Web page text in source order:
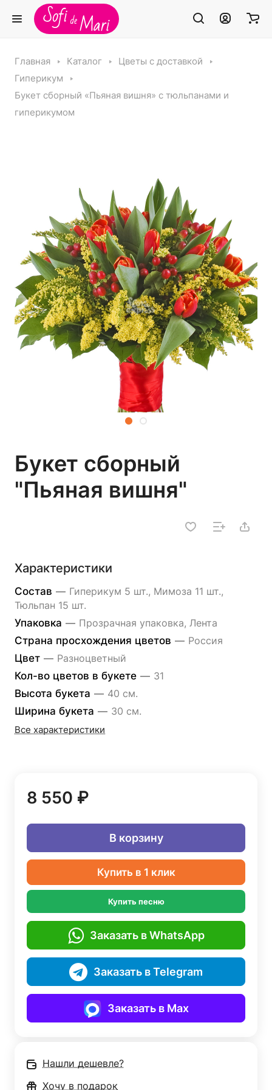
Главная Каталог
Цветы с доставкой
Гиперикум
Букет сборный «Пьяная вишня» с тюльпанами и
гиперикумом
Букет сборный
"Пьяная вишня"
Характеристики
Состав — Гиперикум 5 шт., Мимоза 11 шт.,
Тюльпан 15 шт.
Упаковка — Прозрачная упаковка, Лента
Страна просхождения цветов — Россия
Цвет — Разноцветный
Кол-во цветов в букете — 31
Высота букета — 40 см.
Ширина букета — 30 см.
Все характеристики
8 550 ₽
В корзину
Купить в 1 клик
Купить песню
Заказать в WhatsApp
Заказать в Telegram
Заказать в Max
Нашли дешевле?
Хочу в подарок